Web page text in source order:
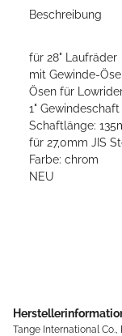
Beschreibung
für 28" Laufräder
mit Gewinde-
Ösen für
1" Gewindeschaft
Schaftlänge:
für 27,0mm JIS
Farbe: chrom
NEU
Tange International Co.,